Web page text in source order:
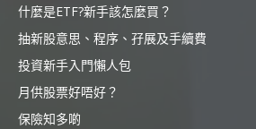
什麼是ETF?新手該怎麼買？
抽新股意思、程序、孖展及手續費
投資新手入門懶人包
月供股票好唔好？
保險知多啲